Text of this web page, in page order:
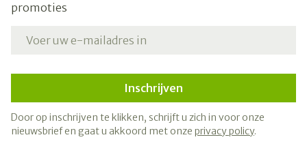
promoties
Inschrijven
Door op inschrijven te klikken, schrijft u zich in voor onze
nieuwsbrief en gaat u akkoord met onze privacy policy.